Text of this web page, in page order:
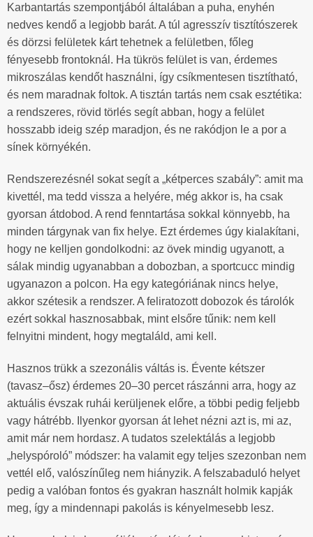
Karbantartás szempontjából általában a puha, enyhén
nedves kendő a legjobb barát. A túl agresszív tisztítószerek
és dörzsi felületek kárt tehetnek a felületben, főleg
fényesebb frontoknál. Ha tükrös felület is van, érdemes
mikroszálas kendőt használni, így csíkmentesen tisztítható,
és nem maradnak foltok. A tisztán tartás nem csak esztétika:
a rendszeres, rövid törlés segít abban, hogy a felület
hosszabb ideig szép maradjon, és ne rakódjon le a por a
sínek környékén.
Rendszerezésnél sokat segít a „kétperces szabály”: amit ma
kivettél, ma tedd vissza a helyére, még akkor is, ha csak
gyorsan átdobod. A rend fenntartása sokkal könnyebb, ha
minden tárgynak van fix helye. Ezt érdemes úgy kialakítani,
hogy ne kelljen gondolkodni: az övek mindig ugyanott, a
sálak mindig ugyanabban a dobozban, a sportcucc mindig
ugyanazon a polcon. Ha egy kategóriának nincs helye,
akkor szétesik a rendszer. A feliratozott dobozok és tárolók
ezért sokkal hasznosabbak, mint elsőre tűnik: nem kell
felnyitni mindent, hogy megtaláld, ami kell.
Hasznos trükk a szezonális váltás is. Évente kétszer
(tavasz–ősz) érdemes 20–30 percet rászánni arra, hogy az
aktuális évszak ruhái kerüljenek előre, a többi pedig feljebb
vagy hátrébb. Ilyenkor gyorsan át lehet nézni azt is, mi az,
amit már nem hordasz. A tudatos szelektálás a legjobb
„helyspóroló” módszer: ha valamit egy teljes szezonban nem
vettél elő, valószínűleg nem hiányzik. A felszabaduló helyet
pedig a valóban fontos és gyakran használt holmik kapják
meg, így a mindennapi pakolás is kényelmesebb lesz.